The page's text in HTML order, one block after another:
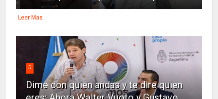
Leer Mas
5
Dime con quien andas y te dire quien